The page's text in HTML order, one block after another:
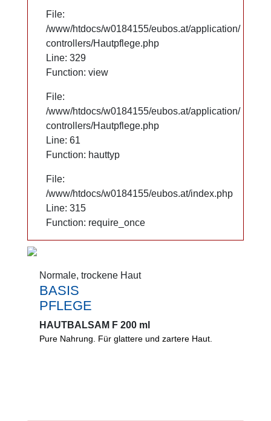
File:
/www/htdocs/w0184155/eubos.at/application/
controllers/Hautpflege.php
Line: 329
Function: view
File:
/www/htdocs/w0184155/eubos.at/application/
controllers/Hautpflege.php
Line: 61
Function: hauttyp
File:
/www/htdocs/w0184155/eubos.at/index.php
Line: 315
Function: require_once
Normale, trockene Haut
BASIS
PFLEGE
HAUTBALSAM F 200 ml
Pure Nahrung. Für glattere und zartere Haut.
File:
/www/htdocs/w0184155/eubos.at/application/
controllers/Hautpflege.php
Line: 329
Function: view
File:
/www/htdocs/w0184155/eubos.at/application/
controllers/Hautpflege.php
Line: 61
Function: hauttyp
File:
/www/htdocs/w0184155/eubos.at/index.php
Line: 315
Function: require_once
Normale, trockene Haut
BASIS
PFLEGE
HAUTBALSAM F 200 ml
Pure Nahrung. Für glattere und zartere Haut.